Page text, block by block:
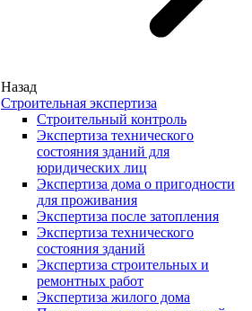
Назад
Строительная экспертиза
Строительный контроль
Экспертиза технического
состояния зданий для
юридических лиц
Экспертиза дома о пригодности
для проживания
Экспертиза после затопления
Экспертиза технического
состояния зданий
Экспертиза строительных и
ремонтных работ
Экспертиза жилого дома